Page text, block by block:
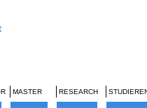
MASTER RESEARCH